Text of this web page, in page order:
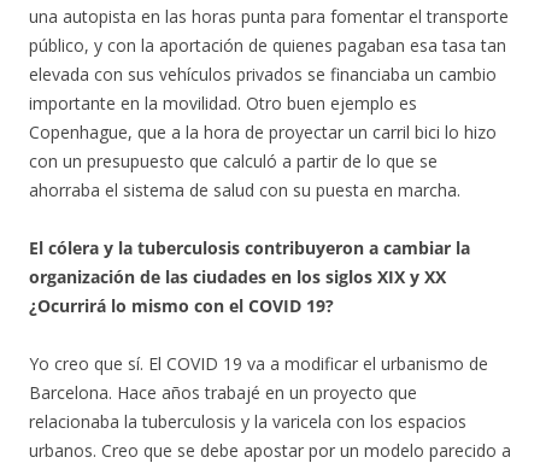
una autopista en las horas punta para fomentar el transporte
público, y con la aportación de quienes pagaban esa tasa tan
elevada con sus vehículos privados se financiaba un cambio
importante en la movilidad. Otro buen ejemplo es
Copenhague, que a la hora de proyectar un carril bici lo hizo
con un presupuesto que calculó a partir de lo que se
ahorraba el sistema de salud con su puesta en marcha.
El cólera y la tuberculosis contribuyeron a cambiar la
organización de las ciudades en los siglos XIX y XX
¿Ocurrirá lo mismo con el COVID 19?
Yo creo que sí. El COVID 19 va a modificar el urbanismo de
Barcelona. Hace años trabajé en un proyecto que
relacionaba la tuberculosis y la varicela con los espacios
urbanos. Creo que se debe apostar por un modelo parecido a